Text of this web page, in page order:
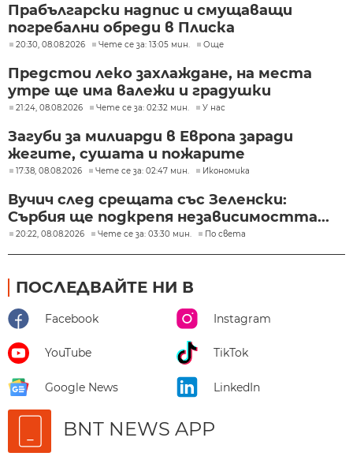
Прабългарски надпис и смущаващи
погребални обреди в Плиска
20:30, 08.08.2026 Чете се за: 13:05 мин. Още
Предстои леко захлаждане, на места
утре ще има валежи и градушки
21:24, 08.08.2026 Чете се за: 02:32 мин. У нас
Загуби за милиарди в Европа заради
жегите, сушата и пожарите
17:38, 08.08.2026 Чете се за: 02:47 мин. Икономика
Вучич след срещата със Зеленски:
Сърбия ще подкрепя независимостта...
20:22, 08.08.2026 Чете се за: 03:30 мин. По света
ПОСЛЕДВАЙТЕ НИ В
Facebook Instagram
YouTube TikTok
Google News LinkedIn
BNT NEWS APP